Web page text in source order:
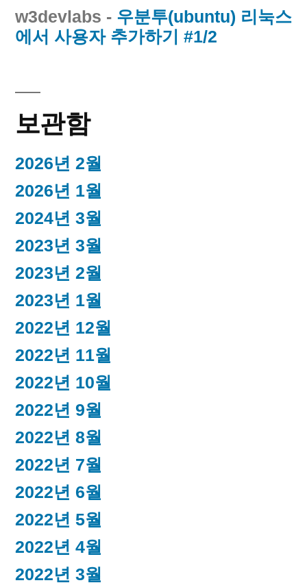
w3devlabs - 우분투(ubuntu) 리눅스
에서 사용자 추가하기 #1/2
보관함
2026년 2월
2026년 1월
2024년 3월
2023년 3월
2023년 2월
2023년 1월
2022년 12월
2022년 11월
2022년 10월
2022년 9월
2022년 8월
2022년 7월
2022년 6월
2022년 5월
2022년 4월
2022년 3월